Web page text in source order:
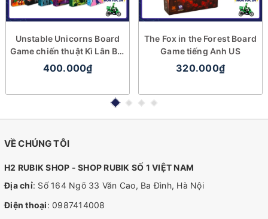
Unstable Unicorns Board
Game chiến thuật Kì Lân Bất
Ổn
400.000₫
The Fox in the Forest Board
Game tiếng Anh US
320.000₫
VỀ CHÚNG TÔI
H2 RUBIK SHOP - SHOP RUBIK SỐ 1 VIỆT NAM
Địa chỉ: Số 164 Ngõ 33 Văn Cao, Ba Đình, Hà Nội
Điện thoại: 0987414008